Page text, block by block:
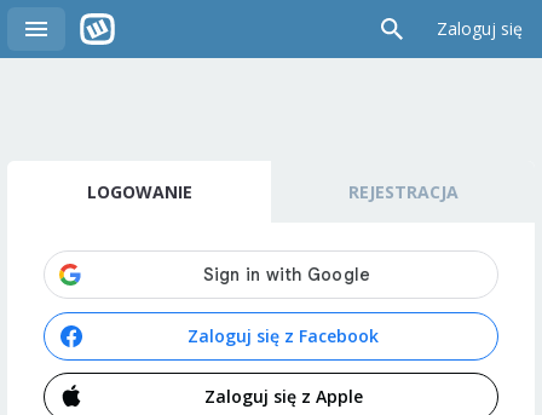
Zaloguj się
LOGOWANIE REJESTRACJA
Zaloguj się z Facebook
Zaloguj się z Apple